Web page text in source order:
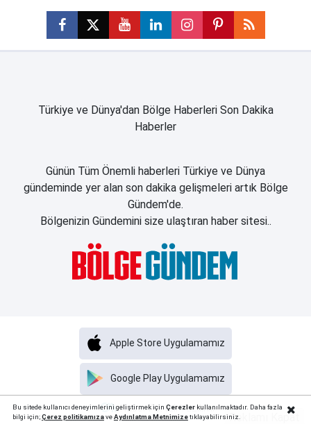
Türkiye ve Dünya'dan Bölge Haberleri Son Dakika
Haberler
Günün Tüm Önemli haberleri Türkiye ve Dünya
gündeminde yer alan son dakika gelişmeleri artık Bölge
Gündem'de.
Bölgenizin Gündemini size ulaştıran haber sitesi..
Haber Portalı Yazılımı
Google Play Uygulamamız
Apple Store Uygulamamız
Bu sitede kullanıcı deneyimlerini geliştirmek için Çerezlerkullanılmaktadır. Daha fazla
bilgi için;Çerez politikamızaveAydınlatma Metnimizetıklayabilirsiniz.Reklamı Kapat